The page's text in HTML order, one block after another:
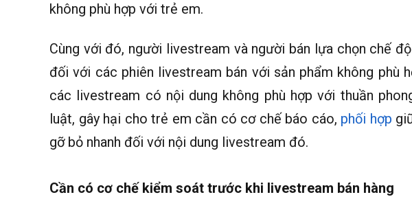
không phù hợp với trẻ em.
Cùng với đó, người livestream và người bán lựa chọn chế
đối với các phiên livestream bán với sản phẩm không phù
các livestream có nội dung không phù hợp với thuần
luật, gây hại cho trẻ em cần có cơ chế báo cáo, phối hợp
gỡ bỏ nhanh đối với nội dung livestream đó.
Cần có cơ chế kiểm soát trước khi livestream bán hàng